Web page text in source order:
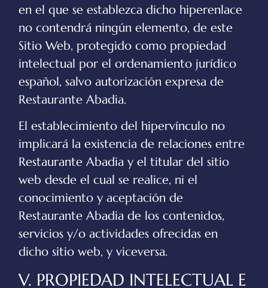
en el que se establezca dicho hiperenlace
no contendrá ningún elemento, de este
Sitio Web, protegido como propiedad
intelectual por el ordenamiento jurídico
español, salvo autorización expresa de
Restaurante Abadia.
El establecimiento del hipervínculo no
implicará la existencia de relaciones entre
Restaurante Abadia y el titular del sitio
web desde el cual se realice, ni el
conocimiento y aceptación de
Restaurante Abadia de los contenidos,
servicios y/o actividades ofrecidas en
dicho sitio web, y viceversa.
V. PROPIEDAD INTELECTUAL E